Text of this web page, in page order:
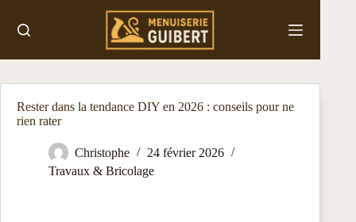
contenu
Rester dans la tendance DIY en 2026 : conseils pour ne
rien rater
Christophe
24 février 2026
Travaux & Bricolage